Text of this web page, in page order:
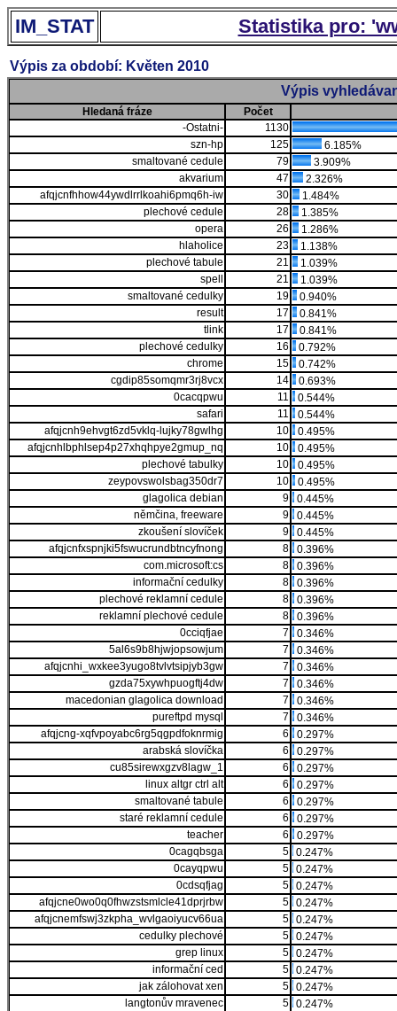
IM_STAT Statistika pro:
Výpis za období: Květen 2010
Výpis
Hledaná fráze
Počet
-Ostatni-
1130
szn-hp
125
6.185%
smaltované cedule
79
3.909%
akvarium
47
2.326%
afqjcnfhhow44ywdlrrlkoahi6pmq6h-iw
30
1.484%
plechové cedule
28
1.385%
opera
26
1.286%
hlaholice
23
1.138%
plechové tabule
21
1.039%
spell
21
1.039%
smaltované cedulky
19
0.940%
result
17
0.841%
tlink
17
0.841%
plechové cedulky
16
0.792%
chrome
15
0.742%
cgdip85somqmr3rj8vcx
14
0.693%
0cacqpwu
11
0.544%
safari
11
0.544%
afqjcnh9ehvgt6zd5vklq-lujky78gwlhg
10
0.495%
afqjcnhlbphlsep4p27xhqhpye2gmup_nq
10
0.495%
plechové tabulky
10
0.495%
zeypovswolsbag350dr7
10
0.495%
glagolica debian
9
0.445%
němčina, freeware
9
0.445%
zkoušení slovíček
9
0.445%
afqjcnfxspnjki5fswucrundbtncyfnong
8
0.396%
com.microsoft:cs
8
0.396%
informační cedulky
8
0.396%
plechové reklamní cedule
8
0.396%
reklamní plechové cedule
8
0.396%
0cciqfjae
7
0.346%
5al6s9b8hjwjopsowjum
7
0.346%
afqjcnhi_wxkee3yugo8tvlvtsipjyb3gw
7
0.346%
gzda75xywhpuogftj4dw
7
0.346%
macedonian glagolica download
7
0.346%
pureftpd mysql
7
0.346%
afqjcng-xqfvpoyabc6rg5qgpdfoknrmig
6
0.297%
arabská slovíčka
6
0.297%
cu85sirewxgzv8lagw_1
6
0.297%
linux altgr ctrl alt
6
0.297%
smaltované tabule
6
0.297%
staré reklamní cedule
6
0.297%
teacher
6
0.297%
0cagqbsga
5 0.247%
0cayqpwu
5 0.247%
0cdsqfjag
5 0.247%
afqjcne0wo0q0fhwzstsmlcle41dprjrbw
5 0.247%
afqjcnemfswj3zkpha_wvlgaoiyucv66ua
5 0.247%
cedulky plechové
5 0.247%
grep linux
5 0.247%
informační ced
5 0.247%
jak zálohovat xen
5 0.247%
langtonův mravenec
5 0.247%